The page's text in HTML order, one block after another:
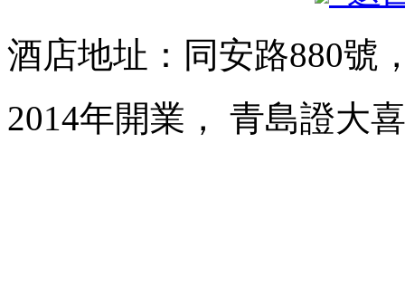
酒店地址：同安路880號
2014年開業， 青島證